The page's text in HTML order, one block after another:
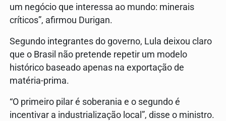
um negócio que interessa ao mundo: minerais
críticos”, afirmou Durigan.
Segundo integrantes do governo, Lula deixou claro
que o Brasil não pretende repetir um modelo
histórico baseado apenas na exportação de
matéria-prima.
“O primeiro pilar é soberania e o segundo é
incentivar a industrialização local”, disse o ministro.